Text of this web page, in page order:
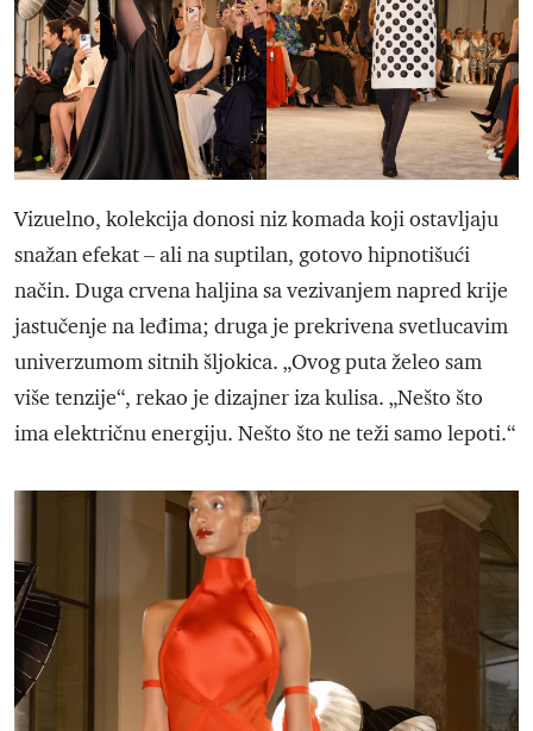
Vizuelno, kolekcija donosi niz komada koji ostavljaju
snažan efekat – ali na suptilan, gotovo hipnotišući
način. Duga crvena haljina sa vezivanjem napred krije
jastučenje na leđima; druga je prekrivena svetlucavim
univerzumom sitnih šljokica. „Ovog puta želeo sam
više tenzije“, rekao je dizajner iza kulisa. „Nešto što
ima električnu energiju. Nešto što ne teži samo lepoti.“